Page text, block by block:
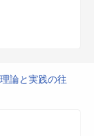
論と実践の往